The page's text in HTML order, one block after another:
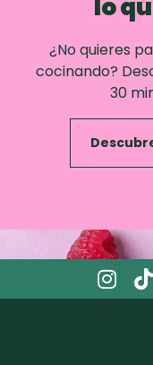
lo
¿No quieres
cocinando?
30